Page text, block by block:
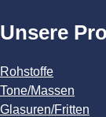
Unsere
Rohstoffe
Tone/Massen
Glasuren/Fritten